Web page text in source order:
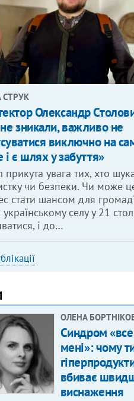
СТРУК
Олександр
зникали, важливо не
виключно на
і є шлях у забуття»
прикута увага тих, хто
чи безпеки. Чи може
стати шансом для
селу у 21
і до…
ОЛЕНА
Синдром
мені»: чому
вбиває
виснаження